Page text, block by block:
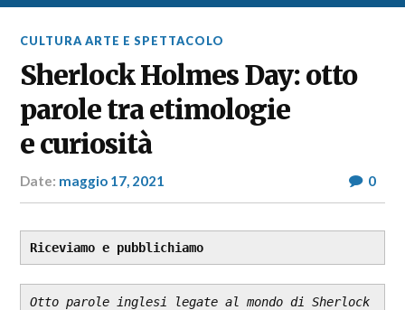
CULTURA ARTE E SPETTACOLO
Sherlock Holmes Day: otto
parole tra etimologie
e curiosità
Date: maggio 17, 2021
&
Glamour
News
0
Riceviamo e pubblichiamo
Otto parole inglesi legate al mondo di Sherlock